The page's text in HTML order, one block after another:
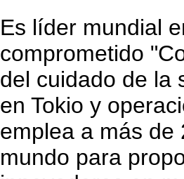
Es líder mundial
comprometido
del cuidado de la
en Tokio y
emplea a más de
mundo para